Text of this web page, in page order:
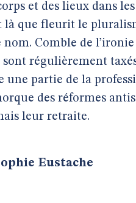
et des lieux dans
là que fleurit le
Comble de
régulièrement
partie de la
des réformes
leur retraite.
Eustache